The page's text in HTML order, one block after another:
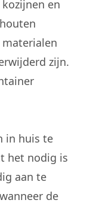
en
zijn.
in huis te
het nodig is
aan te
de